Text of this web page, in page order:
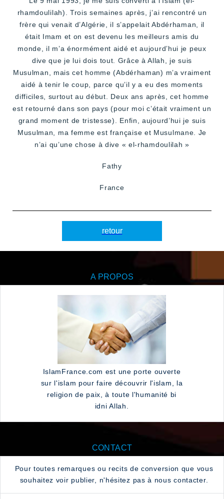
rhamdoulilah). Trois semaines après, j’ai rencontré un
frère qui venait d’Algérie, il s’appelait Abdérhaman, il
était Imam et on est devenu les meilleurs amis du
monde, il m’a énormément aidé et aujourd’hui je peux
dive que je lui dois tout. Grâce à Allah, je suis
Musulman, mais cet homme (Abdérhaman) m’a vraiment
aidé à tenir le coup, parce qu’il y a eu des moments
difficiles, surtout au début. Deux ans après, cet homme
est retourné dans son pays (pour moi c’était vraiment un
grand moment de tristesse). Enfin, aujourd’hui je suis
Musulman, ma femme est française et Musulmane. Je
n’ai qu’une chose à dive « el-rhamdoulilah »
Fathy
France
retour
A PROPOS
IslamFrance.com est une porte ouverte
sur l'islam pour faire découvrir l'islam, la
religion de paix, à toute l'humanité bi
idni Allah.
CONTACT
Pour toutes remarques ou recits de conversion que vous
souhaitez voir publier, n'hésitez pas à nous contacter.